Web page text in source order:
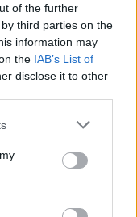
of the further
third parties on the
information may
the IAB’s List of
disclose it to other
or more Google
You may click to
party tags to
in below Google
τη μεγαλύτερη
ο
από τους 156
, όπως ο κ.
Σαλμάς.